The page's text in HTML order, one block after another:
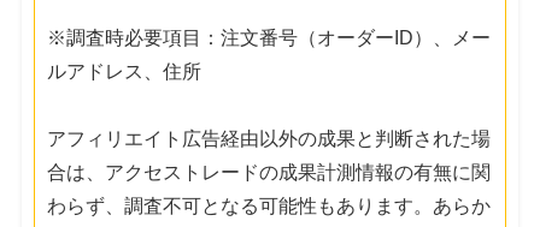
※調査時必要項目：注文番号（オーダーID）、メー
ルアドレス、住所
アフィリエイト広告経由以外の成果と判断された場
合は、アクセストレードの成果計測情報の有無に関
わらず、調査不可となる可能性もあります。あらか